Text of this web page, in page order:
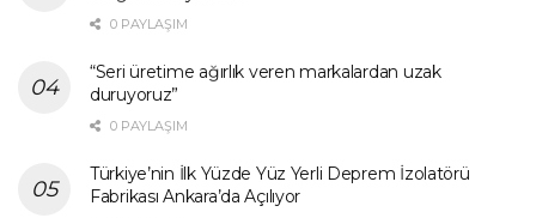
0 PAYLAŞIM
“Seri üretime ağırlık veren markalardan uzak
duruyoruz”
0 PAYLAŞIM
Türkiye’nin İlk Yüzde Yüz Yerli Deprem İzolatörü
Fabrikası Ankara’da Açılıyor